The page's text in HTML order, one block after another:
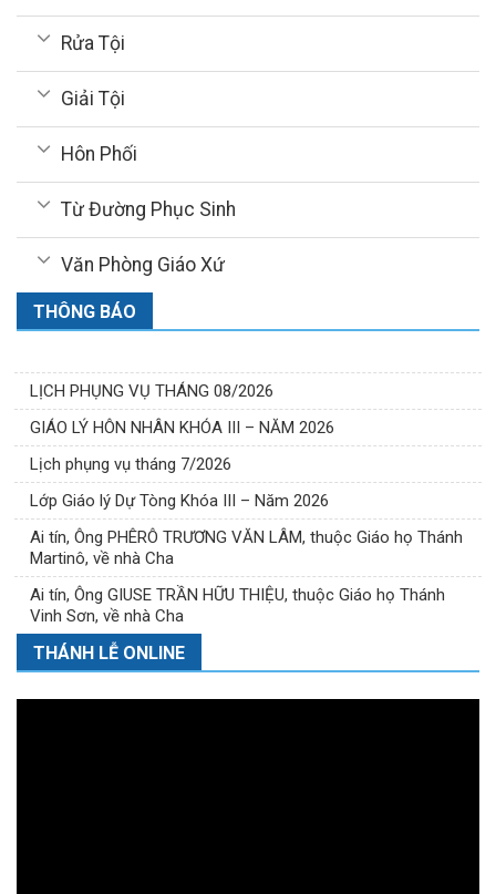
Rửa Tội
Giải Tội
Hôn Phối
Từ Đường Phục Sinh
Văn Phòng Giáo Xứ
THÔNG BÁO
LỊCH PHỤNG VỤ THÁNG 08/2026
GIÁO LÝ HÔN NHÂN KHÓA III – NĂM 2026
Lịch phụng vụ tháng 7/2026
Lớp Giáo lý Dự Tòng Khóa III – Năm 2026
Ai tín, Ông PHÊRÔ TRƯƠNG VĂN LÂM, thuộc Giáo họ Thánh
Martinô, về nhà Cha
Ai tín, Ông GIUSE TRẦN HỮU THIỆU, thuộc Giáo họ Thánh
Vinh Sơn, về nhà Cha
THÁNH LỄ ONLINE